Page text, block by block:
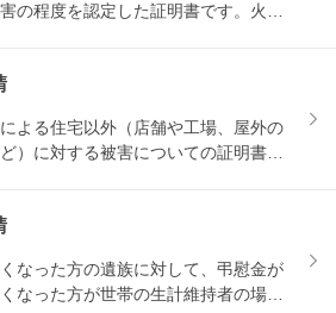
の程度を認定した証明書です。火災
よる住宅以外（店舗や工場、屋外の
）に対する被害についての証明書で
なった方の遺族に対して、弔慰金が
なった方が世帯の生計維持者の場合